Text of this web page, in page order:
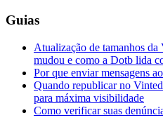
Guias
Atualização de tamanhos
mudou e como a Dotb lida
Por que enviar mensagens
Quando republicar no
para máxima visibilidade
Como verificar suas